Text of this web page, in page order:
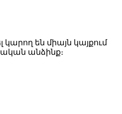
են միայն կայքում
անձինք։